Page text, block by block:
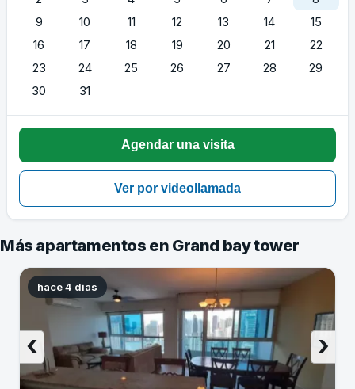
9
10 11 12 13 14
15
16
17 18 19 20 21
22
23
24 25 26 27 28
29
30
31
Más apartamentos en Grand bay tower
hace 4 dias
›
‹